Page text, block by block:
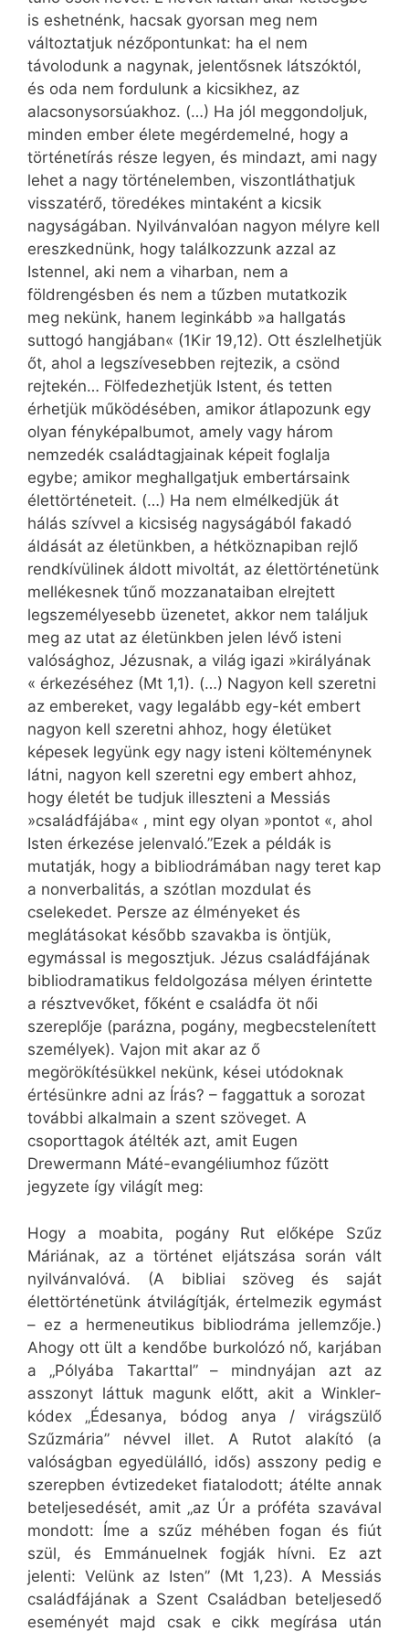
is eshetnénk, hacsak gyorsan meg nem
változtatjuk nézőpontunkat: ha el nem
távolodunk a nagynak, jelentősnek látszóktól,
és oda nem fordulunk a kicsikhez, az
alacsonysorsúakhoz. (…) Ha jól meggondoljuk,
minden ember élete megérdemelné, hogy a
történetírás része legyen, és mindazt, ami nagy
lehet a nagy történelemben, viszontláthatjuk
visszatérő, töredékes mintaként a kicsik
nagyságában. Nyilvánvalóan nagyon mélyre kell
ereszkednünk, hogy találkozzunk azzal az
Istennel, aki nem a viharban, nem a
földrengésben és nem a tűzben mutatkozik
meg nekünk, hanem leginkább »a hallgatás
suttogó hangjában« (1Kir 19,12). Ott észlelhetjük
őt, ahol a legszívesebben rejtezik, a csönd
rejtekén… Fölfedezhetjük Istent, és tetten
érhetjük működésében, amikor átlapozunk egy
olyan fényképalbumot, amely vagy három
nemzedék családtagjainak képeit foglalja
egybe; amikor meghallgatjuk embertársaink
élettörténeteit. (…) Ha nem elmélkedjük át
hálás szívvel a kicsiség nagyságából fakadó
áldását az életünkben, a hétköznapiban rejlő
rendkívülinek áldott mivoltát, az élettörténetünk
mellékesnek tűnő mozzanataiban elrejtett
legszemélyesebb üzenetet, akkor nem találjuk
meg az utat az életünkben jelen lévő isteni
valósághoz, Jézusnak, a világ igazi »királyának
« érkezéséhez (Mt 1,1). (…) Nagyon kell szeretni
az embereket, vagy legalább egy-két embert
nagyon kell szeretni ahhoz, hogy életüket
képesek legyünk egy nagy isteni költeménynek
látni, nagyon kell szeretni egy embert ahhoz,
hogy életét be tudjuk illeszteni a Messiás
»családfájába« , mint egy olyan »pontot «, ahol
Isten érkezése jelenvaló.”Ezek a példák is
mutatják, hogy a bibliodrámában nagy teret kap
a nonverbalitás, a szótlan mozdulat és
cselekedet. Persze az élményeket és
meglátásokat később szavakba is öntjük,
egymással is megosztjuk. Jézus családfájának
bibliodramatikus feldolgozása mélyen érintette
a résztvevőket, főként e családfa öt női
szereplője (parázna, pogány, megbecstelenített
személyek). Vajon mit akar az ő
megörökítésükkel nekünk, kései utódoknak
értésünkre adni az Írás? – faggattuk a sorozat
további alkalmain a szent szöveget. A
csoporttagok átélték azt, amit Eugen
Drewermann Máté-evangéliumhoz fűzött
jegyzete így világít meg:
Hogy a moabita, pogány Rut előképe Szűz
Máriának, az a történet eljátszása során vált
nyilvánvalóvá. (A bibliai szöveg és saját
élettörténetünk átvilágítják, értelmezik egymást
– ez a hermeneutikus bibliodráma jellemzője.)
Ahogy ott ült a kendőbe burkolózó nő, karjában
a „Pólyába Takarttal” – mindnyájan azt az
asszonyt láttuk magunk előtt, akit a Winkler-
kódex „Édesanya, bódog anya / virágszülő
Szűzmária” névvel illet. A Rutot alakító (a
valóságban egyedülálló, idős) asszony pedig e
szerepben évtizedeket fiatalodott; átélte annak
beteljesedését, amit „az Úr a próféta szavával
mondott: Íme a szűz méhében fogan és fiút
szül, és Emmánuelnek fogják hívni. Ez azt
jelenti: Velünk az Isten” (Mt 1,23). A Messiás
családfájának a Szent Családban beteljesedő
eseményét majd csak e cikk megírása után